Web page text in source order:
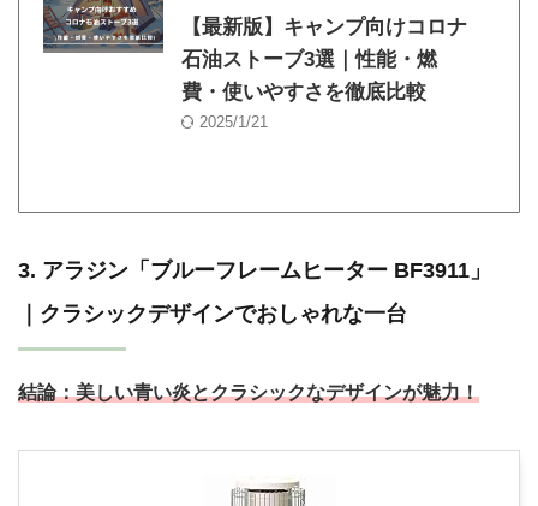
【最新版】キャンプ向けコロナ
石油ストーブ3選｜性能・燃
費・使いやすさを徹底比較
2025/1/21
3. アラジン「ブルーフレームヒーター BF3911」
｜クラシックデザインでおしゃれな一台
結論：美しい青い炎とクラシックなデザインが魅力！